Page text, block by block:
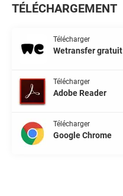
TÉLÉCHARGEMENT
Télécharger
Wetransfer gratuit
Télécharger
Adobe Reader
Télécharger
Google Chrome